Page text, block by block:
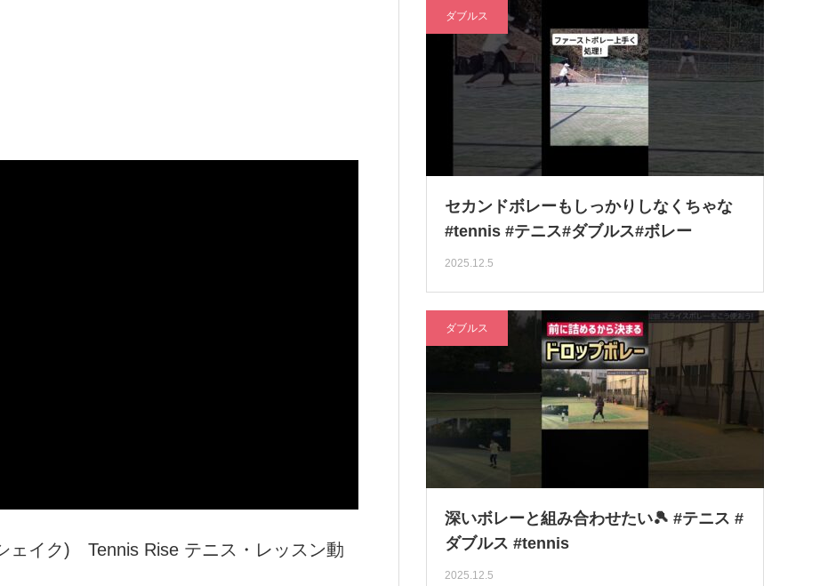
イク) Tennis Rise テニス・レッスン動
ダブルス
セカンドボレーもしっかりしなくちゃな
#tennis #テニス#ダブルス#ボレー
2025.12.5
ダブルス
深いボレーと組み合わせたい🎾 #テニス #
ダブルス #tennis
2025.12.5